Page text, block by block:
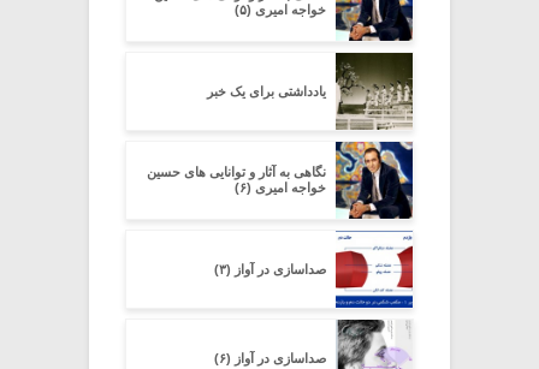
خواجه امیری (۵)
یادداشتی برای یک خبر
نگاهی به آثار و توانایی های حسین
خواجه امیری (۶)
صداسازی در آواز (۳)
صداسازی در آواز (۶)